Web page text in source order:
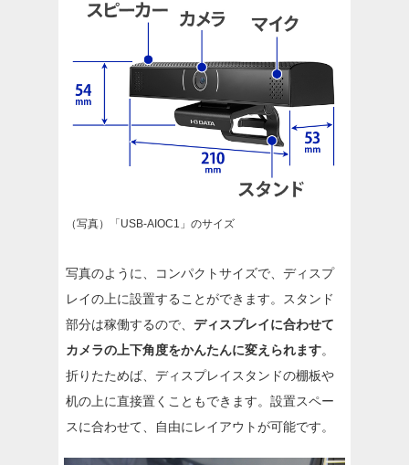
（写真）「USB-AIOC1」のサイズ
写真のように、コンパクトサイズで、ディスプ
レイの上に設置することができます。スタンド
部分は稼働するので、 ディスプレイに合わせて
カメラの上下角度をかんたんに変えられます。
折りたためば、ディスプレイスタンドの棚板や
机の上に直接置くこともできます。設置スペー
スに合わせて、自由にレイアウトが可能です。